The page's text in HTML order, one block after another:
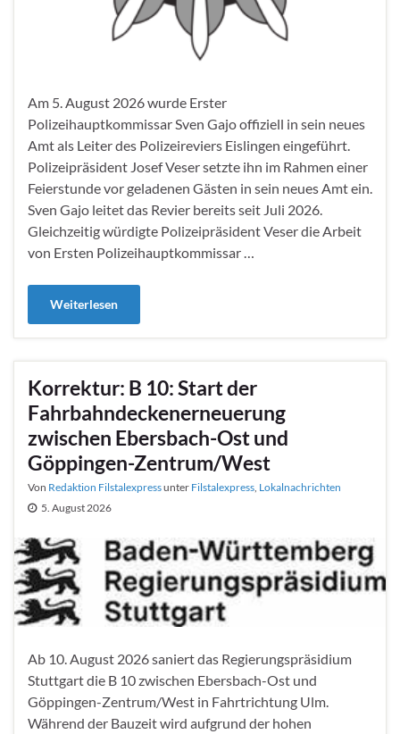
Am 5. August 2026 wurde Erster
Polizeihauptkommissar Sven Gajo offiziell in sein neues
Amt als Leiter des Polizeireviers Eislingen eingeführt.
Polizeipräsident Josef Veser setzte ihn im Rahmen einer
Feierstunde vor geladenen Gästen in sein neues Amt ein.
Sven Gajo leitet das Revier bereits seit Juli 2026.
Gleichzeitig würdigte Polizeipräsident Veser die Arbeit
von Ersten Polizeihauptkommissar …
Weiterlesen
Korrektur: B 10: Start der
Fahrbahndeckenerneuerung
zwischen Ebersbach-Ost und
Göppingen-Zentrum/West
Von Redaktion Filstalexpressunter Filstalexpress, Lokalnachrichten
5. August 2026
Ab 10. August 2026 saniert das Regierungspräsidium
Stuttgart die B 10 zwischen Ebersbach-Ost und
Göppingen-Zentrum/West in Fahrtrichtung Ulm.
Während der Bauzeit wird aufgrund der hohen